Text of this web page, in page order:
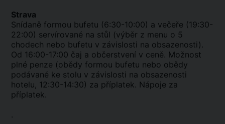
Strava
Snídaně formou bufetu (6:30-10:00) a večeře (19:30-
22:00) servírované na stůl (výběr z menu o 5
chodech nebo bufetu v závislosti na obsazenosti).
Od 16:00-17:00 čaj a občerstvení v ceně. Možnost
plné penze (obědy formou bufetu nebo obědy
podávané ke stolu v závislosti na obsazenosti
hotelu, 12:30-14:30) za příplatek. Nápoje za
příplatek.
.